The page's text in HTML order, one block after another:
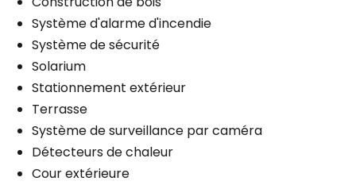
Système d'alarme d'incendie
Système de sécurité
Solarium
Stationnement extérieur
Terrasse
Système de surveillance par caméra
Détecteurs de chaleur
Cour extérieure